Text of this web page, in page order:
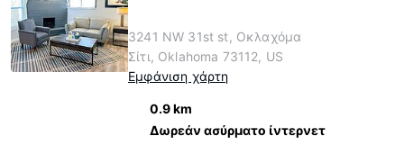
3241 NW 31st st, Οκλαχόμα
Σίτι, Oklahoma 73112, US
Εμφάνιση χάρτη
0.9 km
Δωρεάν ασύρματο ίντερνετ